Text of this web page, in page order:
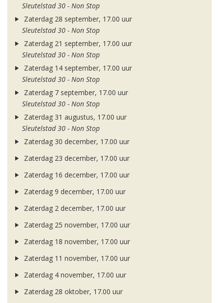
Sleutelstad 30 - Non Stop
Zaterdag 28 september, 17.00 uur
Sleutelstad 30 - Non Stop
Zaterdag 21 september, 17.00 uur
Sleutelstad 30 - Non Stop
Zaterdag 14 september, 17.00 uur
Sleutelstad 30 - Non Stop
Zaterdag 7 september, 17.00 uur
Sleutelstad 30 - Non Stop
Zaterdag 31 augustus, 17.00 uur
Sleutelstad 30 - Non Stop
Zaterdag 30 december, 17.00 uur
Zaterdag 23 december, 17.00 uur
Zaterdag 16 december, 17.00 uur
Zaterdag 9 december, 17.00 uur
Zaterdag 2 december, 17.00 uur
Zaterdag 25 november, 17.00 uur
Zaterdag 18 november, 17.00 uur
Zaterdag 11 november, 17.00 uur
Zaterdag 4 november, 17.00 uur
Zaterdag 28 oktober, 17.00 uur